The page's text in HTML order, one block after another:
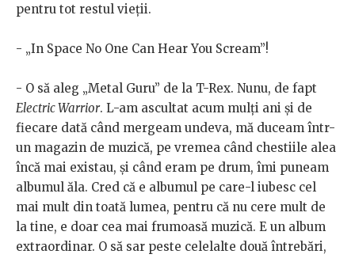
pentru tot restul vieții.
- „In Space No One Can Hear You Scream”!
- O să aleg „Metal Guru” de la T-Rex. Nunu, de fapt
Electric Warrior. L-am ascultat acum mulți ani și de
fiecare dată când mergeam undeva, mă duceam într-
un magazin de muzică, pe vremea când chestiile alea
încă mai existau, și când eram pe drum, îmi puneam
albumul ăla. Cred că e albumul pe care-l iubesc cel
mai mult din toată lumea, pentru că nu cere mult de
la tine, e doar cea mai frumoasă muzică. E un album
extraordinar. O să sar peste celelalte două întrebări,